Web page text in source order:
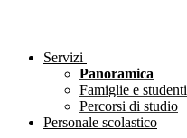
Servizi
Panoramica
Famiglie e studenti
Percorsi di studio
Personale scolastico